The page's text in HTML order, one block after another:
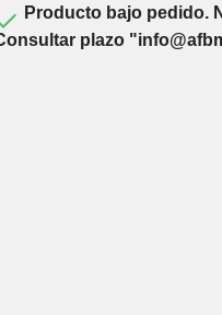
Producto bajo pedido.
plazo